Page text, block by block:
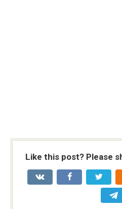
Like this post? Please